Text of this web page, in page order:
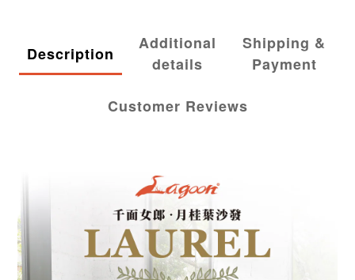
Description
Additional
details
Shipping &
Payment
Customer Reviews